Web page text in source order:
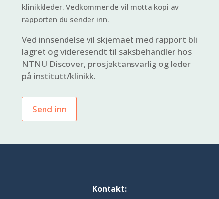
klinikkleder. Vedkommende vil motta kopi av
rapporten du sender inn.
Ved innsendelse vil skjemaet med rapport bli
lagret og videresendt til saksbehandler hos
NTNU Discover, prosjektansvarlig og leder
på institutt/klinikk.
Kontakt: